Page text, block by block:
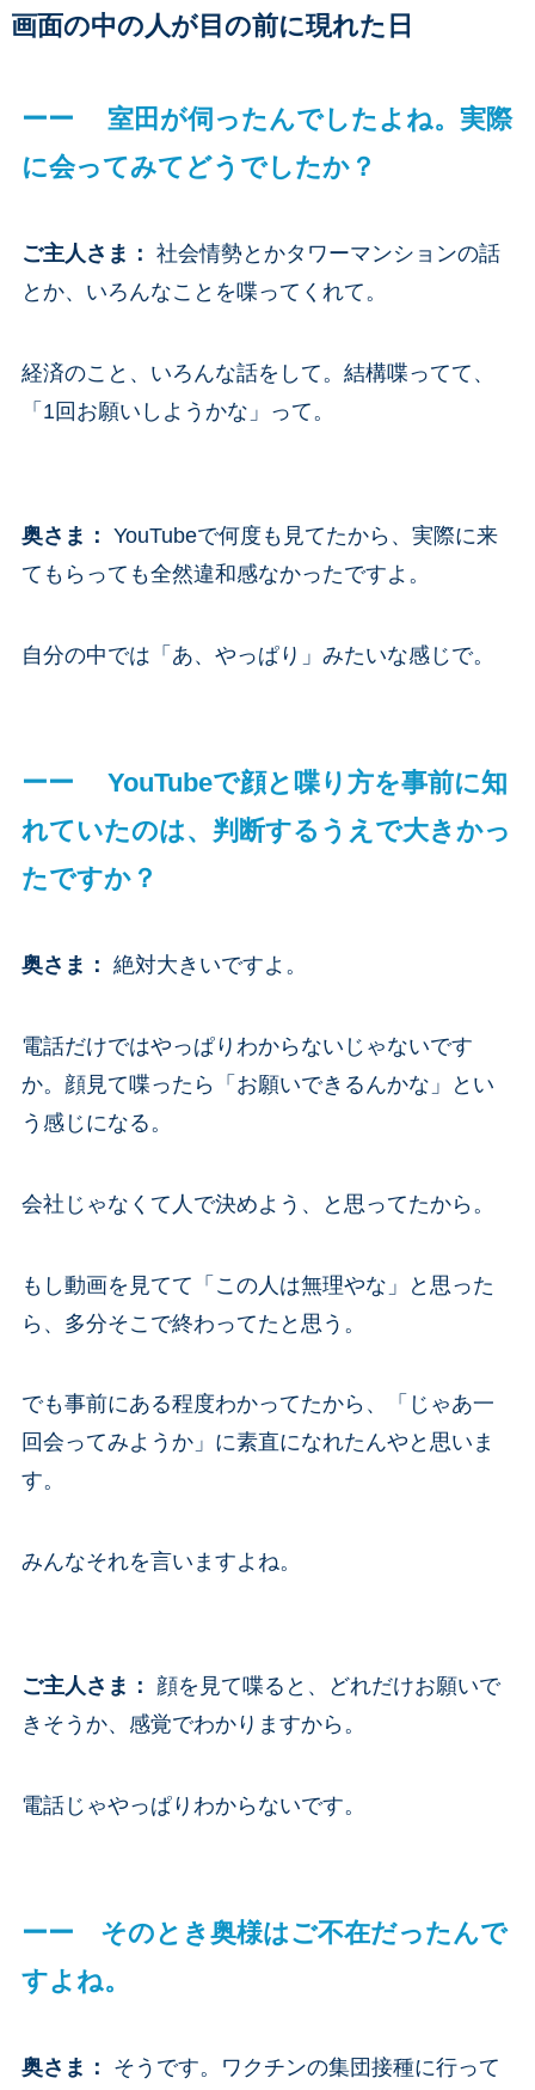
画面の中の人が目の前に現れた日
ーー 室田が伺ったんでしたよね。実際
に会ってみてどうでしたか？
ご主人さま ： 社会情勢とかタワーマンションの話
とか、いろんなことを喋ってくれて。
経済のこと、いろんな話をして。結構喋ってて、
「1回お願いしようかな」って。
奥さま ： YouTubeで何度も見てたから、実際に来
てもらっても全然違和感なかったですよ。
自分の中では「あ、やっぱり」みたいな感じで。
ーー YouTubeで顔と喋り方を事前に知
れていたのは、判断するうえで大きかっ
たですか？
奥さま ： 絶対大きいですよ。
電話だけではやっぱりわからないじゃないです
か。顔見て喋ったら「お願いできるんかな」とい
う感じになる。
会社じゃなくて人で決めよう、と思ってたから。
もし動画を見てて「この人は無理やな」と思った
ら、多分そこで終わってたと思う。
でも事前にある程度わかってたから、「じゃあ一
回会ってみようか」に素直になれたんやと思いま
す。
みんなそれを言いますよね。
ご主人さま ：
顔を見て喋ると、どれだけお願いで
きそうか、感覚でわかりますから。
電話じゃやっぱりわからないです。
ーー そのとき奥様はご不在だったんで
すよね。
奥さま ：
そうです。ワクチンの集団接種に行って